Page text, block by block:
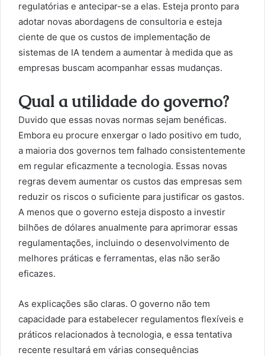
regulatórias e antecipar-se a elas. Esteja pronto para
adotar novas abordagens de consultoria e esteja
ciente de que os custos de implementação de
sistemas de IA tendem a aumentar à medida que as
empresas buscam acompanhar essas mudanças.
Qual a utilidade do governo?
Duvido que essas novas normas sejam benéficas.
Embora eu procure enxergar o lado positivo em tudo,
a maioria dos governos tem falhado consistentemente
em regular eficazmente a tecnologia. Essas novas
regras devem aumentar os custos das empresas sem
reduzir os riscos o suficiente para justificar os gastos.
A menos que o governo esteja disposto a investir
bilhões de dólares anualmente para aprimorar essas
regulamentações, incluindo o desenvolvimento de
melhores práticas e ferramentas, elas não serão
eficazes.
As explicações são claras. O governo não tem
capacidade para estabelecer regulamentos flexíveis e
práticos relacionados à tecnologia, e essa tentativa
recente resultará em várias consequências